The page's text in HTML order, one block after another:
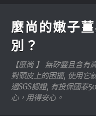
麼尚的嫩子
別？
【麼尚 】 無矽靈且含
對頭皮上的困擾, 使用它
過SGS認證, 有投保國泰
心，用得安心。